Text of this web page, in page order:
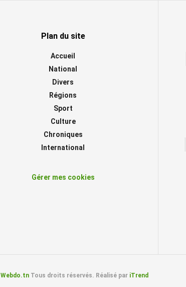
Plan du site
Accueil
National
Divers
Régions
Sport
Culture
Chroniques
International
Gérer mes cookies
Webdo.tnTous droits réservés. Réalisé par iTrend